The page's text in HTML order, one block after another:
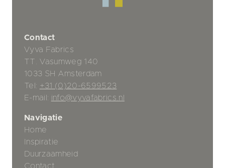
Contact
Vyva Fabrics
TT. Vasumweg 140
1033 SH Amsterdam
Tel: +31 (0)20-6599523
E-mail: info@vyvafabrics.nl
Navigatie
Home
Inspiratie
Duurzaamheid
Contact